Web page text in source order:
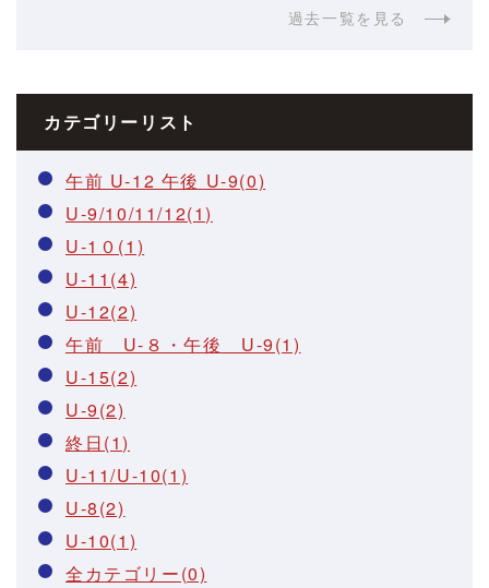
過去一覧を見る
カテゴリーリスト
午前 U-12 午後 U-9(0)
U-9/10/11/12(1)
U-1０(1)
U-11(4)
U-12(2)
午前 U-８・午後 U-9(1)
U-15(2)
U-9(2)
終日(1)
U-11/U-10(1)
U-8(2)
U-10(1)
全カテゴリー(0)